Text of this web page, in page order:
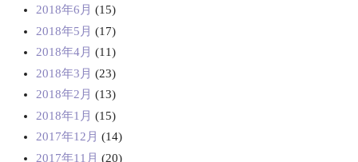
2018年6月 (15)
2018年5月 (17)
2018年4月 (11)
2018年3月 (23)
2018年2月 (13)
2018年1月 (15)
2017年12月 (14)
2017年11月 (20)